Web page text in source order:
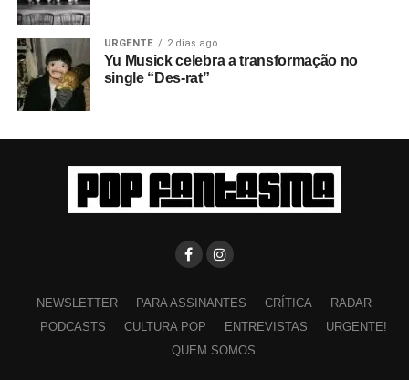
URGENTE 2 dias ago
Yu Musick celebra a transformação no
single “Des-rat”
NEWSLETTER PARA ASSINANTES CRÍTICA
RADAR
PODCASTS
CULTURA POP ENTREVISTAS
URGENTE!
QUEM SOMOS